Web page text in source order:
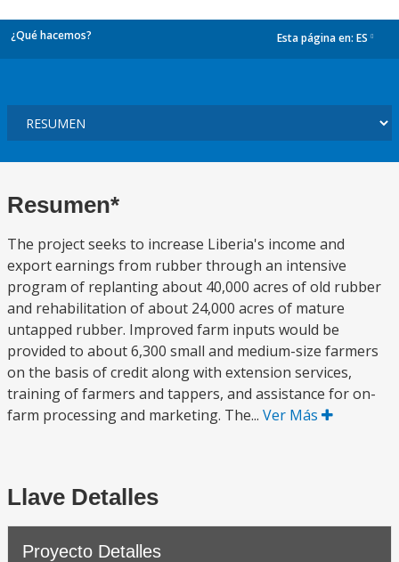
¿Qué hacemos? Esta página en: ES
Resumen*
The project seeks to increase Liberia's income and
export earnings from rubber through an intensive
program of replanting about 40,000 acres of old rubber
and rehabilitation of about 24,000 acres of mature
untapped rubber. Improved farm inputs would be
provided to about 6,300 small and medium-size farmers
on the basis of credit along with extension services,
training of farmers and tappers, and assistance for on-
farm processing and marketing. The... Ver Más
Llave Detalles
Proyecto Detalles